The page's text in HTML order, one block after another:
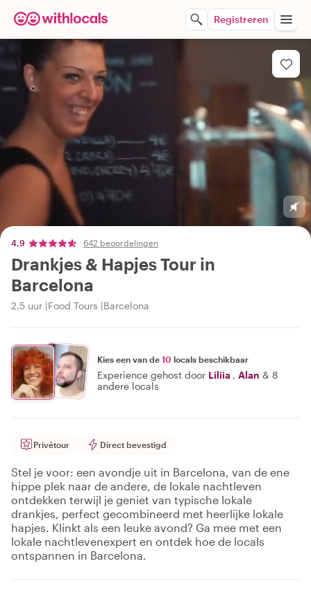
Registreren
4,9 642 beoordelingen
Drankjes & Hapjes Tour in
Barcelona
2.5 uur Food Tours Barcelona
Kies een van de 10 locals beschikbaar
Experience gehost door Liliia , Alan & 8
andere locals
Privétour Direct bevestigd
Stel je voor: een avondje uit in Barcelona, van de ene
hippe plek naar de andere, de lokale nachtleven
ontdekken terwijl je geniet van typische lokale
drankjes, perfect gecombineerd met heerlijke lokale
hapjes. Klinkt als een leuke avond? Ga mee met een
lokale nachtlevenexpert en ontdek hoe de locals
ontspannen in Barcelona.